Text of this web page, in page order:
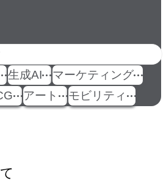
のkeyword
生成AI
マーケティング
アート モビリティ